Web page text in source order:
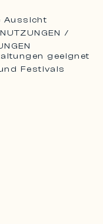
Aussicht
/
geeignet
Festivals